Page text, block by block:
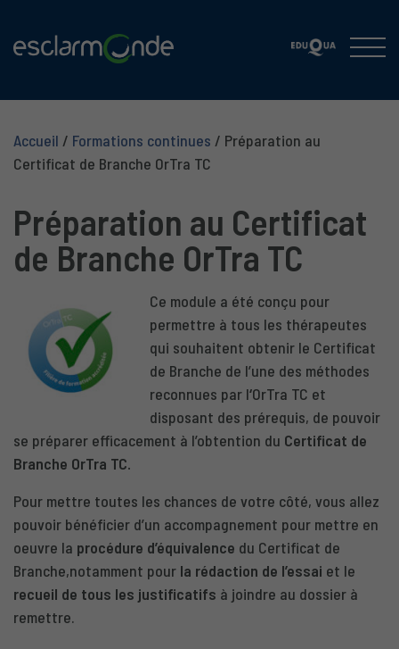
Accueil / Formations continues / Préparation au
Certificat de Branche OrTra TC
Préparation au Certificat
de Branche OrTra TC
Ce module a été conçu pour
permettre à tous les thérapeutes
qui souhaitent obtenir le Certificat
de Branche de l’une des méthodes
reconnues par l‘OrTra TC et
disposant des prérequis, de pouvoir
se préparer efficacement à l’obtention du Certificat de
Branche OrTra TC.
Pour mettre toutes les chances de votre côté, vous allez
pouvoir bénéficier d’un accompagnement pour mettre en
oeuvre la procédure d’équivalence du Certificat de
Branche,notamment pour la rédaction de l’essai et le
recueil de tous les justificatifs à joindre au dossier à
remettre.